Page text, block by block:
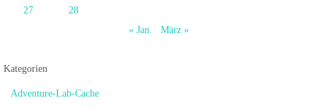
27
28
« Jan.
März »
Kategorien
Adventure-Lab-Cache